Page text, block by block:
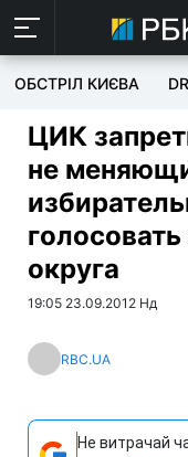
ОБСТРІЛ КИЄВА
ЦИК
не
округа
19:05 23.09.2012 Нд
RBC.UA
Не витрачай